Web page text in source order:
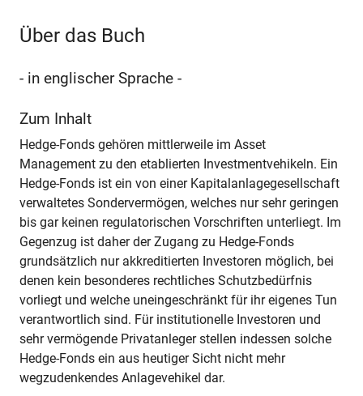
Über das Buch
- in englischer Sprache -
Zum Inhalt
Hedge-Fonds gehören mittlerweile im Asset
Management zu den etablierten Investmentvehikeln. Ein
Hedge-Fonds ist ein von einer Kapitalanlagegesellschaft
verwaltetes Sondervermögen, welches nur sehr geringen
bis gar keinen regulatorischen Vorschriften unterliegt. Im
Gegenzug ist daher der Zugang zu Hedge-Fonds
grundsätzlich nur akkreditierten Investoren möglich, bei
denen kein besonderes rechtliches Schutzbedürfnis
vorliegt und welche uneingeschränkt für ihr eigenes Tun
verantwortlich sind. Für institutionelle Investoren und
sehr vermögende Privatanleger stellen indessen solche
Hedge-Fonds ein aus heutiger Sicht nicht mehr
wegzudenkendes Anlagevehikel dar.